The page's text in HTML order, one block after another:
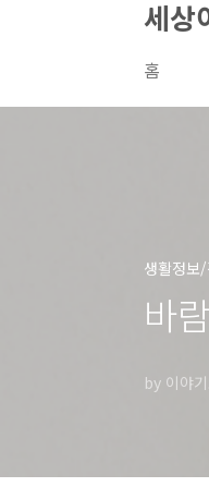
세상
홈
생활정보
바
by 이야